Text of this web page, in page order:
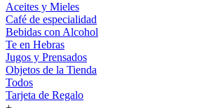
Aceites y Mieles
Café de especialidad
Bebidas con Alcohol
Te en Hebras
Jugos y Prensados
Objetos de la Tienda
Todos
Tarjeta de Regalo